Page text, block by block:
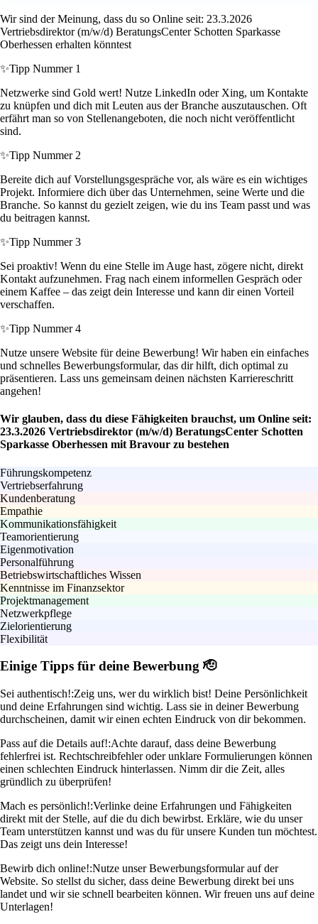
Wir sind der Meinung, dass du so Online seit: 23.3.2026
Vertriebsdirektor (m/w/d) BeratungsCenter Schotten Sparkasse
Oberhessen erhalten könntest
✨Tipp Nummer 1
Netzwerke sind Gold wert! Nutze LinkedIn oder Xing, um Kontakte
zu knüpfen und dich mit Leuten aus der Branche auszutauschen. Oft
erfährt man so von Stellenangeboten, die noch nicht veröffentlicht
sind.
✨Tipp Nummer 2
Bereite dich auf Vorstellungsgespräche vor, als wäre es ein wichtiges
Projekt. Informiere dich über das Unternehmen, seine Werte und die
Branche. So kannst du gezielt zeigen, wie du ins Team passt und was
du beitragen kannst.
✨Tipp Nummer 3
Sei proaktiv! Wenn du eine Stelle im Auge hast, zögere nicht, direkt
Kontakt aufzunehmen. Frag nach einem informellen Gespräch oder
einem Kaffee – das zeigt dein Interesse und kann dir einen Vorteil
verschaffen.
✨Tipp Nummer 4
Nutze unsere Website für deine Bewerbung! Wir haben ein einfaches
und schnelles Bewerbungsformular, das dir hilft, dich optimal zu
präsentieren. Lass uns gemeinsam deinen nächsten Karriereschritt
angehen!
Wir glauben, dass du diese Fähigkeiten brauchst, um Online seit:
23.3.2026 Vertriebsdirektor (m/w/d) BeratungsCenter Schotten
Sparkasse Oberhessen mit Bravour zu bestehen
Führungskompetenz
Vertriebserfahrung
Kundenberatung
Empathie
Kommunikationsfähigkeit
Teamorientierung
Eigenmotivation
Personalführung
Betriebswirtschaftliches Wissen
Kenntnisse im Finanzsektor
Projektmanagement
Netzwerkpflege
Zielorientierung
Flexibilität
Einige Tipps für deine Bewerbung 🫡
Sei authentisch!:Zeig uns, wer du wirklich bist! Deine Persönlichkeit
und deine Erfahrungen sind wichtig. Lass sie in deiner Bewerbung
durchscheinen, damit wir einen echten Eindruck von dir bekommen.
Pass auf die Details auf!:Achte darauf, dass deine Bewerbung
fehlerfrei ist. Rechtschreibfehler oder unklare Formulierungen können
einen schlechten Eindruck hinterlassen. Nimm dir die Zeit, alles
gründlich zu überprüfen!
Mach es persönlich!:Verlinke deine Erfahrungen und Fähigkeiten
direkt mit der Stelle, auf die du dich bewirbst. Erkläre, wie du unser
Team unterstützen kannst und was du für unsere Kunden tun möchtest.
Das zeigt uns dein Interesse!
Bewirb dich online!:Nutze unser Bewerbungsformular auf der
Website. So stellst du sicher, dass deine Bewerbung direkt bei uns
landet und wir sie schnell bearbeiten können. Wir freuen uns auf deine
Unterlagen!